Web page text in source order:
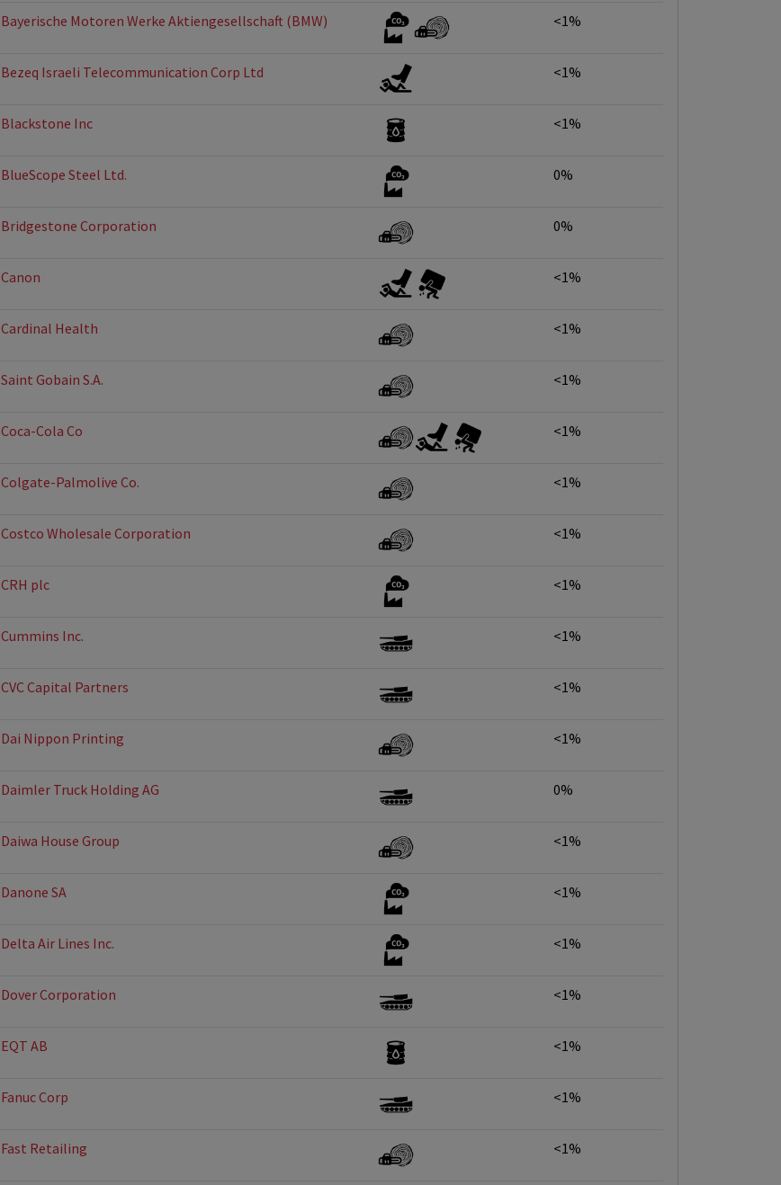
Bayerische Motoren Werke Aktiengesellschaft (BMW) <1%
Bezeq Israeli Telecommunication Corp Ltd <1%
Blackstone Inc <1%
BlueScope Steel Ltd. 0%
Bridgestone Corporation 0%
Canon <1%
Cardinal Health <1%
Saint Gobain S.A. <1%
Coca-Cola Co <1%
Colgate-Palmolive Co. <1%
Costco Wholesale Corporation <1%
CRH plc <1%
Cummins Inc. <1%
CVC Capital Partners <1%
Dai Nippon Printing <1%
Daimler Truck Holding AG 0%
Daiwa House Group <1%
Danone SA <1%
Delta Air Lines Inc. <1%
Dover Corporation <1%
EQT AB <1%
Fanuc Corp <1%
Fast Retailing <1%